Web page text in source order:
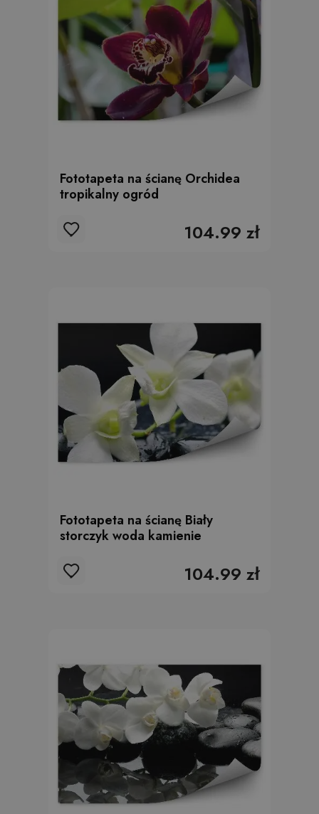
Fototapeta na ścianę Orchidea
tropikalny ogród
104.99 zł
Fototapeta na ścianę Biały
storczyk woda kamienie
104.99 zł